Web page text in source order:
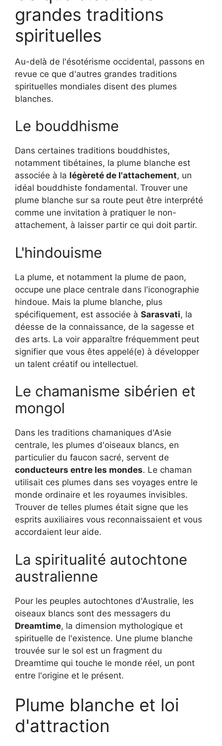
grandes traditions
spirituelles
Au-delà de l'ésotérisme occidental, passons en
revue ce que d'autres grandes traditions
spirituelles mondiales disent des plumes
blanches.
Le bouddhisme
Dans certaines traditions bouddhistes,
notamment tibétaines, la plume blanche est
associée à la légèreté de l'attachement, un
idéal bouddhiste fondamental. Trouver une
plume blanche sur sa route peut être interprété
comme une invitation à pratiquer le non-
attachement, à laisser partir ce qui doit partir.
L'hindouisme
La plume, et notamment la plume de paon,
occupe une place centrale dans l'iconographie
hindoue. Mais la plume blanche, plus
spécifiquement, est associée à Sarasvati, la
déesse de la connaissance, de la sagesse et
des arts. La voir apparaître fréquemment peut
signifier que vous êtes appelé(e) à développer
un talent créatif ou intellectuel.
Le chamanisme sibérien et
mongol
Dans les traditions chamaniques d'Asie
centrale, les plumes d'oiseaux blancs, en
particulier du faucon sacré, servent de
conducteurs entre les mondes. Le chaman
utilisait ces plumes dans ses voyages entre le
monde ordinaire et les royaumes invisibles.
Trouver de telles plumes était signe que les
esprits auxiliaires vous reconnaissaient et vous
accordaient leur aide.
La spiritualité autochtone
australienne
Pour les peuples autochtones d'Australie, les
oiseaux blancs sont des messagers du
Dreamtime, la dimension mythologique et
spirituelle de l'existence. Une plume blanche
trouvée sur le sol est un fragment du
Dreamtime qui touche le monde réel, un pont
entre l'origine et le présent.
Plume blanche et loi
d'attraction